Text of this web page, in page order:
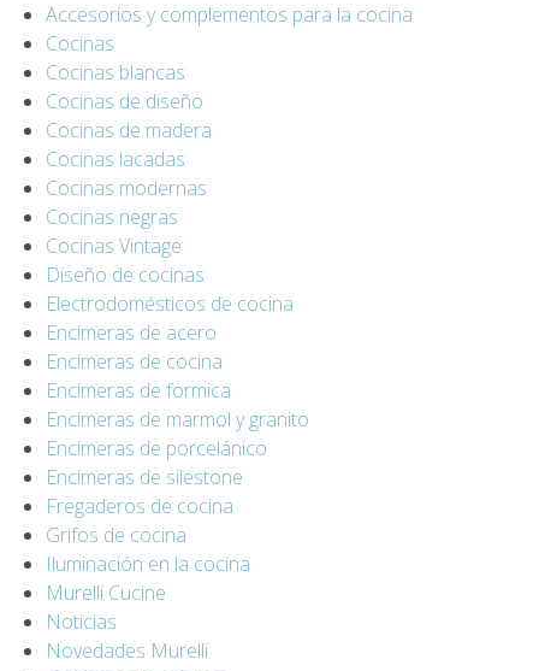
Accesorios y complementos para la cocina
Cocinas
Cocinas blancas
Cocinas de diseño
Cocinas de madera
Cocinas lacadas
Cocinas modernas
Cocinas negras
Cocinas Vintage
Diseño de cocinas
Electrodomésticos de cocina
Encimeras de acero
Encimeras de cocina
Encimeras de formica
Encimeras de marmol y granito
Encimeras de porcelánico
Encimeras de silestone
Fregaderos de cocina
Grifos de cocina
Iluminación en la cocina
Murelli Cucine
Noticias
Novedades Murelli